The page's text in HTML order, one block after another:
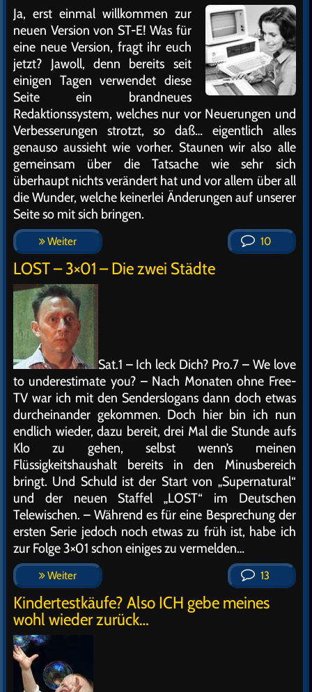
Ja, erst einmal willkommen zur
neuen Version von ST-E! Was für
eine neue Version, fragt ihr euch
jetzt? Jawoll, denn bereits seit
einigen Tagen verwendet diese
Seite ein brandneues
Redaktionssystem, welches nur vor Neuerungen und
Verbesserungen strotzt, so daß… eigentlich alles
genauso aussieht wie vorher. Staunen wir also alle
gemeinsam über die Tatsache wie sehr sich
überhaupt nichts verändert hat und vor allem über all
die Wunder, welche keinerlei Änderungen auf unserer
Seite so mit sich bringen.
Weiter 10
LOST – 3×01 – Die zwei Städte
Sat.1 – Ich leck Dich? Pro.7 – We love
to underestimate you? – Nach Monaten ohne Free-
TV war ich mit den Senderslogans dann doch etwas
durcheinander gekommen. Doch hier bin ich nun
endlich wieder, dazu bereit, drei Mal die Stunde aufs
Klo zu gehen, selbst wenn’s meinen
Flüssigkeitshaushalt bereits in den Minusbereich
bringt. Und Schuld ist der Start von „Supernatural“
und der neuen Staffel „LOST“ im Deutschen
Telewischen. – Während es für eine Besprechung der
ersten Serie jedoch noch etwas zu früh ist, habe ich
zur Folge 3×01 schon einiges zu vermelden…
Weiter 13
Kindertestkäufe? Also ICH gebe meines
wohl wieder zurück…